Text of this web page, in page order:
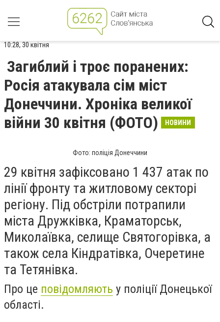
10:28, 30 квітня
Загиблий і троє поранених:
Росія атакувала сім міст
Донеччини. Хроніка великої
війни 30 квітня (ФОТО)
НОВИНИ
Фото: поліція Донеччини
29 квітня зафіксовано 1 437 атак по
лінії фронту та житловому секторі
регіону. Під обстріли потрапили
міста Дружківка, Краматорськ,
Миколаївка, селище Святогорівка, а
також села Кіндратівка, Очеретине
та Тетянівка.
Про це повідомляють у поліції Донецької
області.